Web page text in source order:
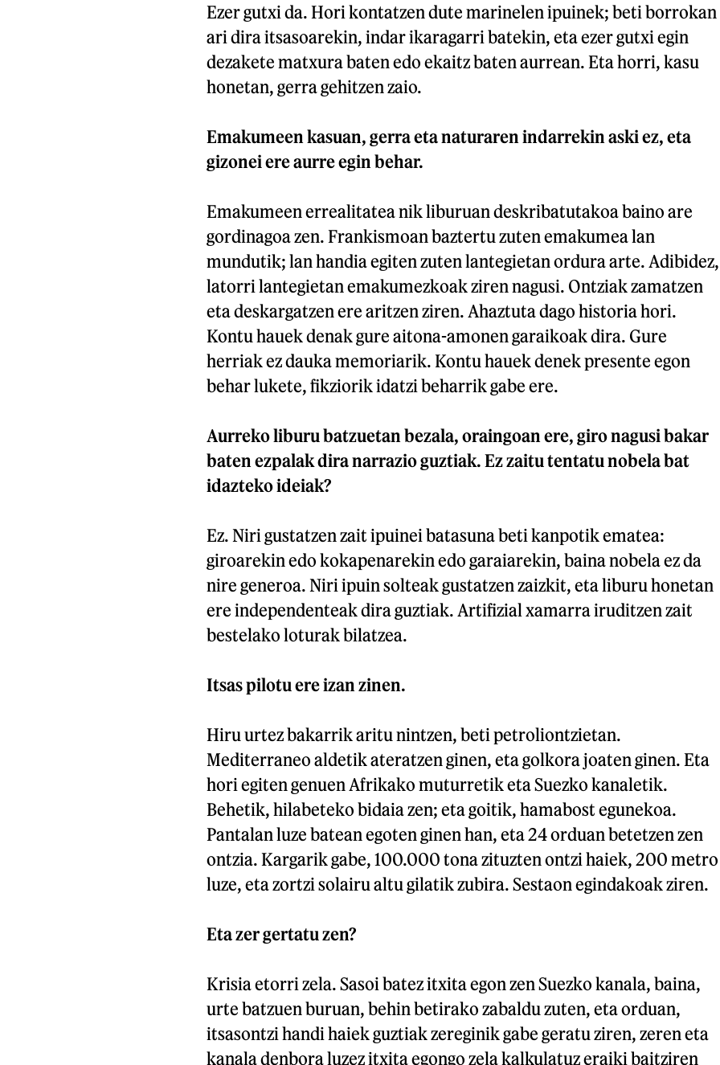
Ezer gutxi da. Hori kontatzen dute marinelen ipuinek; beti borrokan
ari dira itsasoarekin, indar ikaragarri batekin, eta ezer gutxi egin
dezakete matxura baten edo ekaitz baten aurrean. Eta horri, kasu
honetan, gerra gehitzen zaio.
Emakumeen kasuan, gerra eta naturaren indarrekin aski ez, eta
gizonei ere aurre egin behar.
Emakumeen errealitatea nik liburuan deskribatutakoa baino are
gordinagoa zen. Frankismoan baztertu zuten emakumea lan
mundutik; lan handia egiten zuten lantegietan ordura arte. Adibidez,
latorri lantegietan emakumezkoak ziren nagusi. Ontziak zamatzen
eta deskargatzen ere aritzen ziren. Ahaztuta dago historia hori.
Kontu hauek denak gure aitona-amonen garaikoak dira. Gure
herriak ez dauka memoriarik. Kontu hauek denek presente egon
behar lukete, fikziorik idatzi beharrik gabe ere.
Aurreko liburu batzuetan bezala, oraingoan ere, giro nagusi bakar
baten ezpalak dira narrazio guztiak. Ez zaitu tentatu nobela bat
idazteko ideiak?
Ez. Niri gustatzen zait ipuinei batasuna beti kanpotik ematea:
giroarekin edo kokapenarekin edo garaiarekin, baina nobela ez da
nire generoa. Niri ipuin solteak gustatzen zaizkit, eta liburu honetan
ere independenteak dira guztiak. Artifizial xamarra iruditzen zait
bestelako loturak bilatzea.
Itsas pilotu ere izan zinen.
Hiru urtez bakarrik aritu nintzen, beti petroliontzietan.
Mediterraneo aldetik ateratzen ginen, eta golkora joaten ginen. Eta
hori egiten genuen Afrikako muturretik eta Suezko kanaletik.
Behetik, hilabeteko bidaia zen; eta goitik, hamabost egunekoa.
Pantalan luze batean egoten ginen han, eta 24 orduan betetzen zen
ontzia. Kargarik gabe, 100.000 tona zituzten ontzi haiek, 200 metro
luze, eta zortzi solairu altu gilatik zubira. Sestaon egindakoak ziren.
Eta zer gertatu zen?
Krisia etorri zela. Sasoi batez itxita egon zen Suezko kanala, baina,
urte batzuen buruan, behin betirako zabaldu zuten, eta orduan,
itsasontzi handi haiek guztiak zereginik gabe geratu ziren, zeren eta
kanala denbora luzez itxita egongo zela kalkulatuz eraiki baitziren